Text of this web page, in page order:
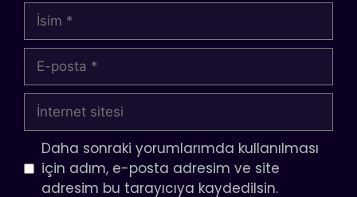
İsim
posta
İnternet
sitesi
Daha sonraki yorumlarımda kullanılması
için adım, e-posta adresim ve site
adresim bu tarayıcıya kaydedilsin.